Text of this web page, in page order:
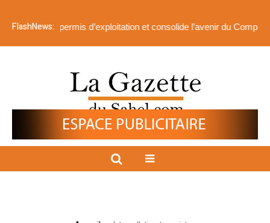
FlashNews:
le permis d’exploitation et consolide l’avenir du Complexe